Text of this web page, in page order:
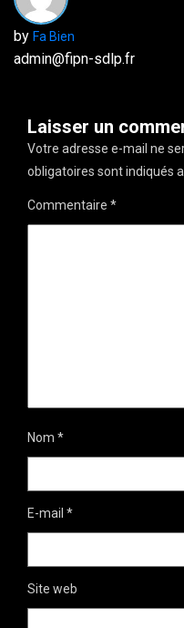
by Fa Bien
admin@fipn-sdlp.fr
Laisser un
Votre adresse e-mail ne
obligatoires sont indiqués
Commentaire *
Nom *
E-mail *
Site web